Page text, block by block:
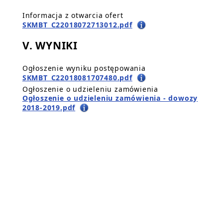
Informacja z otwarcia ofert
SKMBT_C22018072713012.pdf
V. WYNIKI
Ogłoszenie wyniku postępowania
SKMBT_C22018081707480.pdf
Ogłoszenie o udzieleniu zamówienia
Ogłoszenie o udzieleniu zamówienia - dowozy
2018-2019.pdf